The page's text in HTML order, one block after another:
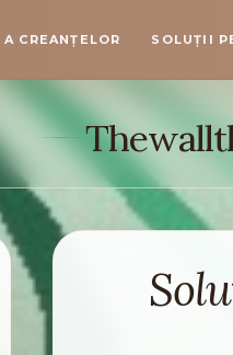
CREANȚELOR SOLUȚII